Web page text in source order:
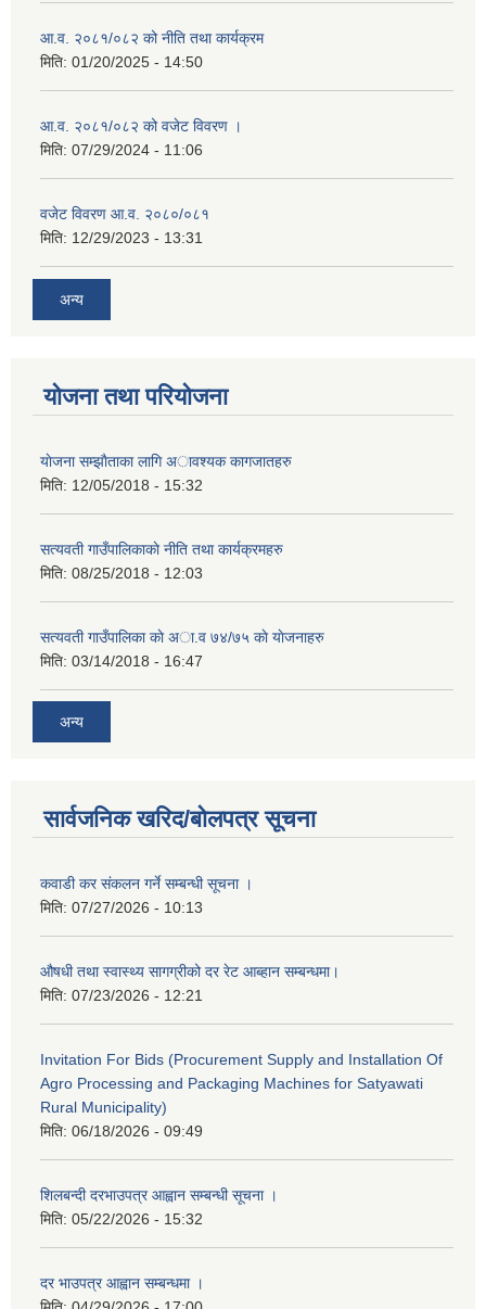
आ.व. २०८१/०८२ को नीति तथा कार्यक्रम
मिति: 01/20/2025 - 14:50
आ.व. २०८१/०८२ को वजेट विवरण ।
मिति: 07/29/2024 - 11:06
वजेट विवरण आ.व. २०८०/०८१
मिति: 12/29/2023 - 13:31
अन्य
योजना तथा परियोजना
याेजना सम्झाैताका लागि अावश्यक कागजातहरु
मिति: 12/05/2018 - 15:32
सत्यवती गाउँपालिकाकाे नीति तथा कार्यक्रमहरु
मिति: 08/25/2018 - 12:03
सत्यवती गाउँपालिका काे अा‍.व ७४/७५ काे याेजनाहरु
मिति: 03/14/2018 - 16:47
अन्य
सार्वजनिक खरिद/बोलपत्र सूचना
कवाडी कर संकलन गर्ने सम्बन्धी सूचना ।
मिति: 07/27/2026 - 10:13
औषधी तथा स्वास्थ्य सागग्रीको दर रेट आब्हान सम्बन्धमा।
मिति: 07/23/2026 - 12:21
Invitation For Bids (Procurement Supply and Installation Of
Agro Processing and Packaging Machines for Satyawati
Rural Municipality)
मिति: 06/18/2026 - 09:49
शिलबन्दी दरभाउपत्र आह्वान सम्बन्धी सूचना ।
मिति: 05/22/2026 - 15:32
दर भाउपत्र आह्वान सम्बन्धमा ।